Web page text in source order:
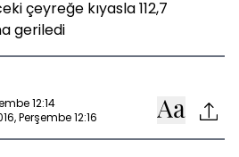
çeyreğe kıyasla 112,7
geriledi
12:14
Perşembe 12:16